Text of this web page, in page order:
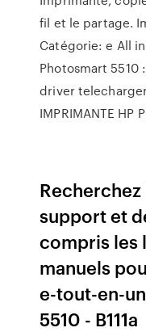
fil et le partage.
Catégorie: e All
Photosmart 5510
driver telecharger
IMPRIMANTE HP
support et
compris les
manuels
e-tout-en-
5510 - B111a